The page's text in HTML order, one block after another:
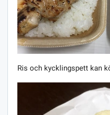
Ris och kycklingspett kan